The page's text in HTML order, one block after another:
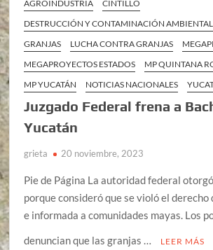
AGROINDUSTRIA
CINTILLO
DESTRUCCIÓN Y CONTAMINACIÓN
GRANJAS
LUCHA CONTRA GRANJAS
MEGAPROYECTOS ESTADOS
MP QUINTANA
MP YUCATÁN
NOTICIAS NACIONALES
Juzgado Federal frena a
Yucatán
grieta 20 noviembre, 2023
Pie de Página La autoridad federal
porque consideró que se violó el
e informada a comunidades mayas. Los
denuncian que las granjas …
LEER MÁS